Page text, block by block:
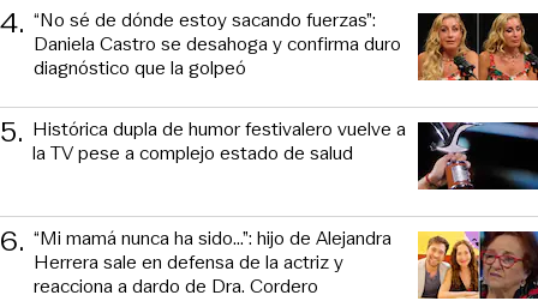
4. “No sé de dónde estoy sacando fuerzas”:
Daniela Castro se desahoga y confirma duro
diagnóstico que la golpeó
5. Histórica dupla de humor festivalero vuelve a
la TV pese a complejo estado de salud
6. “Mi mamá nunca ha sido...”: hijo de Alejandra
Herrera sale en defensa de la actriz y
reacciona a dardo de Dra. Cordero